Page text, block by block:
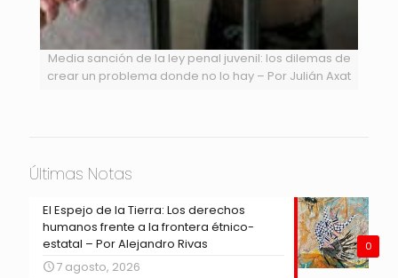
Media sanción de la ley penal juvenil: los dilemas de
crear un problema donde no lo hay – Por Julián Axat
Últimas Notas
0
El Espejo de la Tierra: Los derechos
humanos frente a la frontera étnico-
estatal – Por Alejandro Rivas
7 agosto, 2026